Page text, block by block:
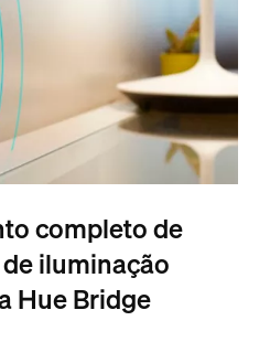
completo de
iluminação
Hue Bridge